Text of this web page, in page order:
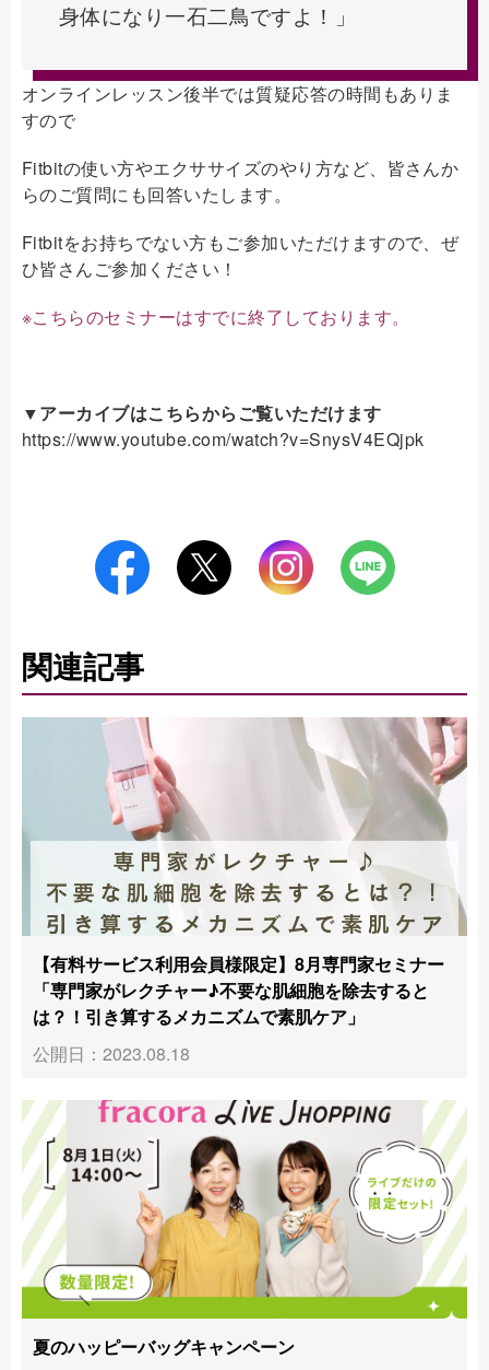
身体になり一石二鳥ですよ！」
オンラインレッスン後半では質疑応答の時間もありま
すので
Fitbitの使い方やエクササイズのやり方など、皆さんか
らのご質問にも回答いたします。
Fitbitをお持ちでない方もご参加いただけますので、ぜ
ひ皆さんご参加ください！
※こちらのセミナーはすでに終了しております。
▼アーカイブはこちらからご覧いただけます
https://www.youtube.com/watch?v=SnysV4EQjpk
関連記事
【有料サービス利用会員様限定】8月専門家セミナー
「専門家がレクチャー♪不要な肌細胞を除去すると
は？！引き算するメカニズムで素肌ケア」
公開日：2023.08.18
夏のハッピーバッグキャンペーン